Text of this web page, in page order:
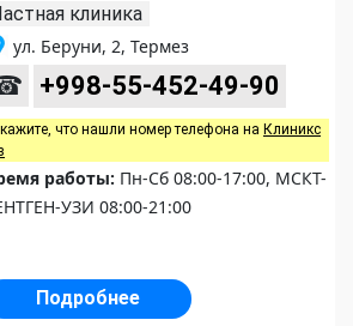
клиника
ул. Беруни, 2, Термез
+998-55-452-49-90
что нашли номер телефона на Клиникс
работы: Пн-Сб 08:00-17:00, МСКТ-
УЗИ 08:00-21:00
Подробнее